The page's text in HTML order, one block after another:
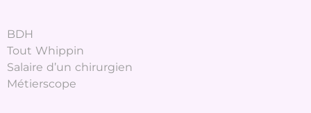
BDH
Tout Whippin
Salaire d’un chirurgien
Métierscope